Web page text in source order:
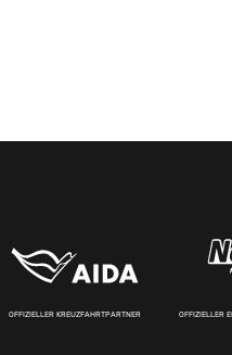
OFFIZIELLER KREUZFAHRTPARTNER OFFIZIELLER